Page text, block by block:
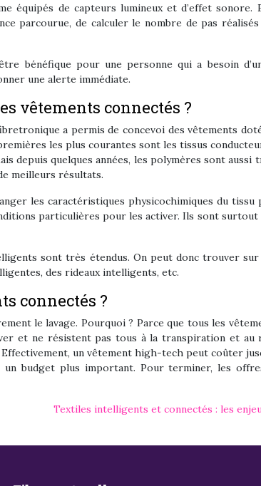
équipés de capteurs lumineux et d’effet sonore.
parcourue, de calculer le nombre de pas
bénéfique pour une personne qui a besoin
une alerte immédiate.
vêtements connectés ?
a permis de concevoi des vêtements
les plus courantes sont les tissus
depuis quelques années, les polymères sont aussi
meilleurs résultats.
les caractéristiques physicochimiques du
particulières pour les activer. Ils sont surtout
sont très étendus. On peut donc trouver
des rideaux intelligents, etc.
connectés ?
le lavage. Pourquoi ? Parce que tous les
et ne résistent pas tous à la transpiration et au
un vêtement high-tech peut coûter
un budget plus important. Pour terminer, les
Textiles intelligents et connectés : les